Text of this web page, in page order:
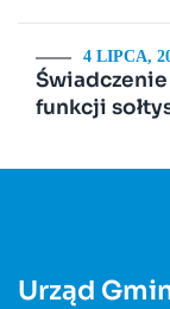
4 LIPCA,
funkcji
Urząd